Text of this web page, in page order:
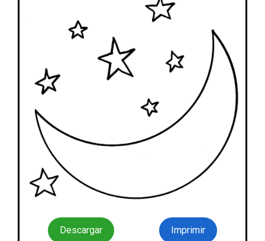
Descargar Imprimir